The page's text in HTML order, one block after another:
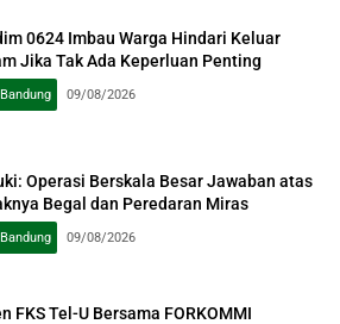
0624 Imbau Warga Hindari Keluar
Jika Tak Ada Keperluan Penting
09/08/2026
Operasi Berskala Besar Jawaban atas
Begal dan Peredaran Miras
09/08/2026
FKS Tel-U Bersama FORKOMMI